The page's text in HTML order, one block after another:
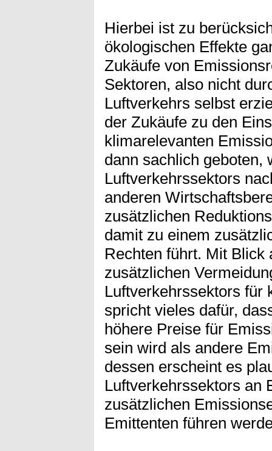
Hierbei ist zu
ökologischen Effekte
Zukäufe von
Sektoren, also nicht
Luftverkehrs selbst
der Zukäufe zu den
klimarelevanten
dann sachlich geboten,
Luftverkehrssektors
anderen
zusätzlichen
damit zu einem
Rechten führt. Mit Blick
zusätzlichen
Luftverkehrssektors für
spricht vieles dafür,
höhere Preise für
sein wird als andere
dessen erscheint es
Luftverkehrssektors an
zusätzlichen
Emittenten führen